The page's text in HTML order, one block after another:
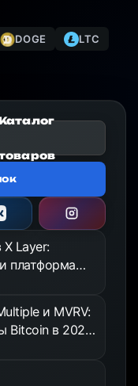
DOGE
LTC
Layer:
платформа
году
и MVRV:
Bitcoin в 2026